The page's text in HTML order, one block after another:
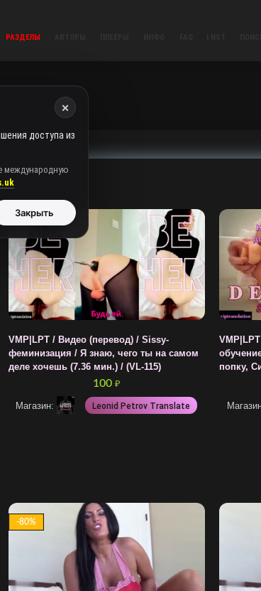
РАЗДЕЛЫ
VMP|LPT / Видео (перевод) / Sissy-
феминизация / Я знаю, чего ты на самом
деле хочешь (7.36 мин.) / (VL-115)
100 ₽
Магазин: Leonid Petrov Translate
попку,
-80%
×
доступа из
международную
Закрыть